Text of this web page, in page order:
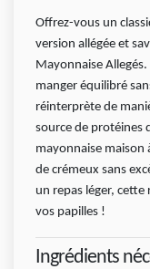
Offrez-vous un
version allégée et
Mayonnaise
manger équilibré
réinterprète de
source de protéines
mayonnaise maison
de crémeux sans
un repas léger,
vos papilles !
Ingrédients